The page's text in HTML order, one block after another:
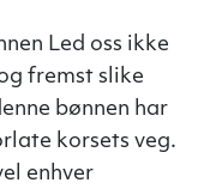
Led oss ikke
fremst slike
bønnen har
korsets veg.
enhver